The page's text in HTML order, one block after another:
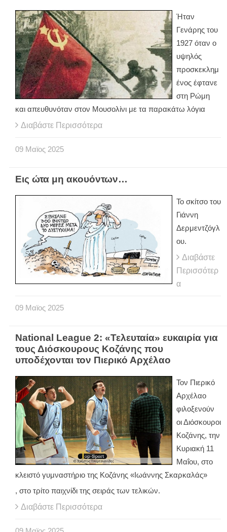
Ήταν
Γενάρης του
1927 όταν ο
υψηλός
προσκεκλημ
ένος έφτανε
στη Ρώμη
και απευθυνόταν στον Μουσολίνι με τα παρακάτω λόγια
Διαβάστε Περισσότερα
09 Μαϊος 2025
Εις ώτα μη ακουόντων…
Το σκίτσο του
Γιάννη
Δερμεντζόγλ
ου.
Διαβάστε
Περισσότερ
α
09 Μαϊος 2025
National League 2: «Τελευταία» ευκαιρία για
τους Διόσκουρους Κοζάνης που
υποδέχονται τον Πιερικό Αρχέλαο
Τον Πιερικό
Αρχέλαο
φιλοξενούν
οι Διόσκουροι
Κοζάνης, την
Κυριακή 11
Μαΐου, στο
κλειστό γυμναστήριο της Κοζάνης «Ιωάννης Σκαρκαλάς»
, στο τρίτο παιχνίδι της σειράς των τελικών.
Διαβάστε Περισσότερα